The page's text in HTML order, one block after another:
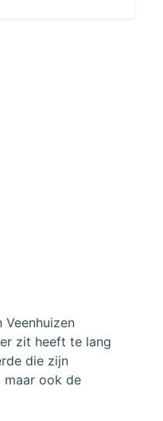
zit heeft te lang
die zijn
maar ook de